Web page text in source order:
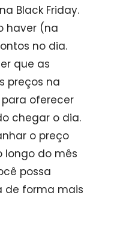
Black Friday.
haver (na
no dia.
que as
preços na
para oferecer
chegar o dia.
o preço
longo do mês
possa
de forma mais